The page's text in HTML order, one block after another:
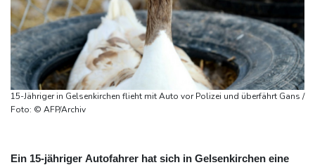
15-Jähriger in Gelsenkirchen flieht mit Auto vor Polizei und überfährt Gans /
Foto: © AFP/Archiv
Ein 15-jähriger Autofahrer hat sich in Gelsenkirchen eine